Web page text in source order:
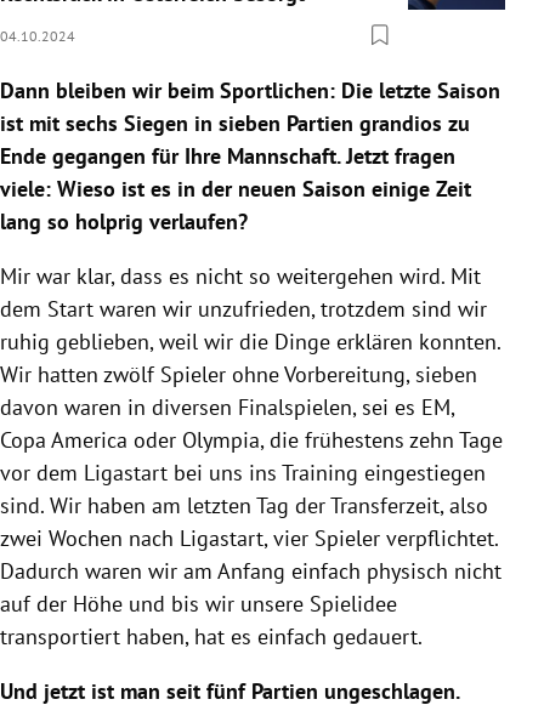
04.10.2024
Dann bleiben wir beim Sportlichen: Die letzte Saison
ist mit sechs Siegen in sieben Partien grandios zu
Ende gegangen für Ihre Mannschaft. Jetzt fragen
viele: Wieso ist es in der neuen Saison einige Zeit
lang so holprig verlaufen?
Mir war klar, dass es nicht so weitergehen wird. Mit
dem Start waren wir unzufrieden, trotzdem sind wir
ruhig geblieben, weil wir die Dinge erklären konnten.
Wir hatten zwölf Spieler ohne Vorbereitung, sieben
davon waren in diversen Finalspielen, sei es EM,
Copa America oder Olympia, die frühestens zehn Tage
vor dem Ligastart bei uns ins Training eingestiegen
sind. Wir haben am letzten Tag der Transferzeit, also
zwei Wochen nach Ligastart, vier Spieler verpflichtet.
Dadurch waren wir am Anfang einfach physisch nicht
auf der Höhe und bis wir unsere Spielidee
transportiert haben, hat es einfach gedauert.
Und jetzt ist man seit fünf Partien ungeschlagen.